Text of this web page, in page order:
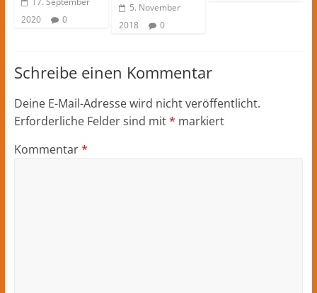
2020
0
5. November
2018
0
Schreibe einen Kommentar
Deine E-Mail-Adresse wird nicht veröffentlicht.
Erforderliche Felder sind mit* markiert
Kommentar*